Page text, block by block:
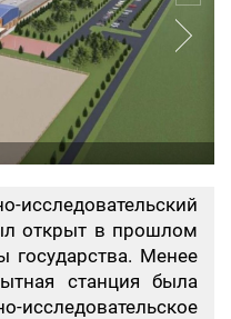
открыт в прошлом
государства. Менее
станция была
исследовательское